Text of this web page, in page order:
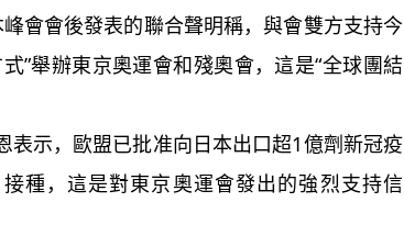
會後發表的聯合聲明稱，與會雙方支持今
”舉辦東京奧運會和殘奧會，這是“全球團結
示，歐盟已批准向日本出口超1億劑新冠疫
種，這是對東京奧運會發出的強烈支持信